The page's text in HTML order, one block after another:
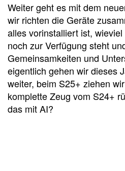
Weiter geht es mit dem
wir richten die Geräte
alles vorinstalliert ist,
noch zur Verfügung steht
Gemeinsamkeiten und
eigentlich gehen wir dieses
weiter, beim S25+ ziehen
komplette Zeug vom S24+
das mit AI?